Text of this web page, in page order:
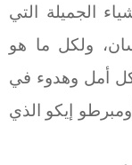
الجميلة التي
ولكل ما هو
أمل وهدوء في
إيكو الذي